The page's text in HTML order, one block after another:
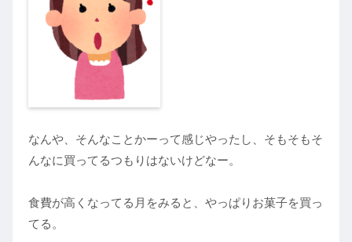
なんや、そんなことかーって感じやったし、そもそもそ
んなに買ってるつもりはないけどなー。
食費が高くなってる月をみると、やっぱりお菓子を買っ
てる。